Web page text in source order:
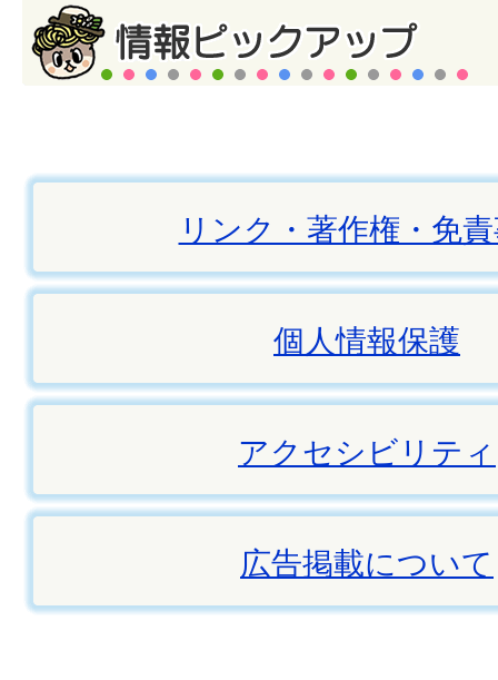
リンク・著作権・免
個人情報保護
アクセシビリティ
広告掲載について